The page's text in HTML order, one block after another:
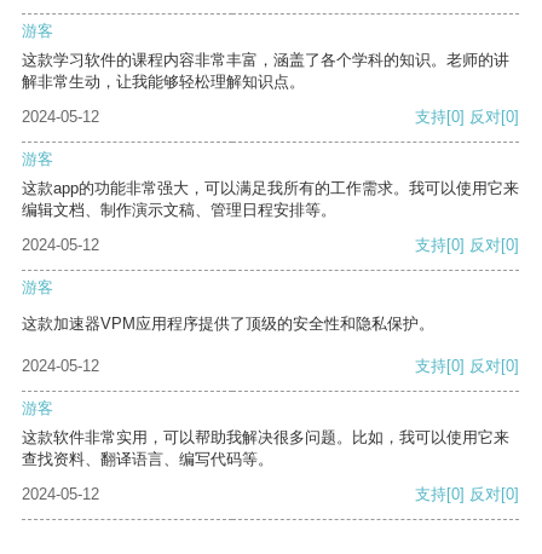
游客
这款学习软件的课程内容非常丰富，涵盖了各个学科的知识。老师的讲
解非常生动，让我能够轻松理解知识点。
2024-05-12
支持[0] 反对[0]
游客
这款app的功能非常强大，可以满足我所有的工作需求。我可以使用它来
编辑文档、制作演示文稿、管理日程安排等。
2024-05-12
支持[0] 反对[0]
游客
这款加速器VPM应用程序提供了顶级的安全性和隐私保护。
2024-05-12 支持[0] 反对[0]
游客
这款软件非常实用，可以帮助我解决很多问题。比如，我可以使用它来
查找资料、翻译语言、编写代码等。
2024-05-12
支持[0] 反对[0]